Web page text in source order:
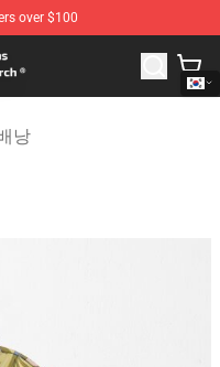
over $100
Tail Merchandise Shop
낭